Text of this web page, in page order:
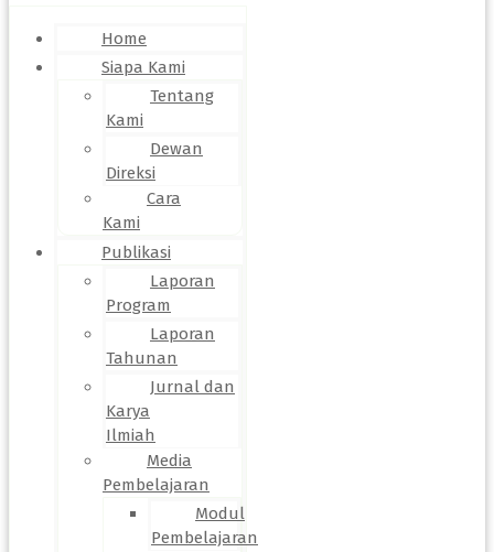
Home
Siapa Kami
Tentang
Kami
Dewan
Direksi
Cara
Kami
Publikasi
Laporan
Program
Laporan
Tahunan
Jurnal dan
Karya
Ilmiah
Media
Pembelajaran
Modul
Pembelajaran